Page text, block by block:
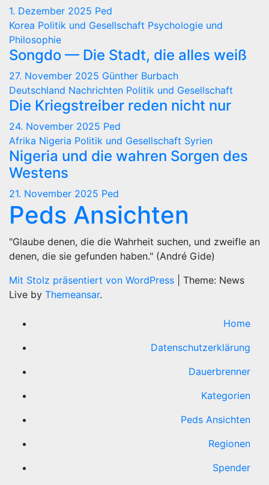
1. Dezember 2025 Ped
Korea Politik und Gesellschaft Psychologie und
Philosophie
Songdo — Die Stadt, die alles weiß
27. November 2025 Günther Burbach
Deutschland Nachrichten Politik und Gesellschaft
Die Kriegstreiber reden nicht nur
24. November 2025 Ped
Afrika Nigeria Politik und Gesellschaft Syrien
Nigeria und die wahren Sorgen des
Westens
21. November 2025 Ped
Peds Ansichten
"Glaube denen, die die Wahrheit suchen, und zweifle an
denen, die sie gefunden haben." (André Gide)
Mit Stolz präsentiert von WordPress
Theme: News
Live by Themeansar.
Home
Datenschutzerklärung
Dauerbrenner
Kategorien
Peds Ansichten
Regionen
Spender